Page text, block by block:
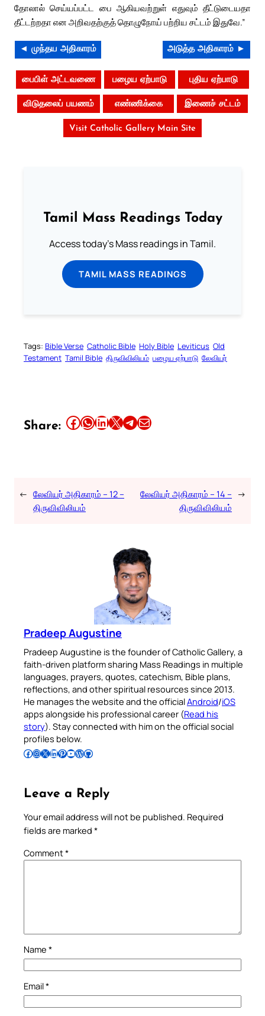
தோலால் செய்யப்பட்ட பை ஆகியவற்றுள் எதுவும் தீட்டுடையதா
தீட்டற்றதா என அறிவதற்குத் தொழுநோய் பற்றிய சட்டம் இதுவே.”
◄ முந்தய அதிகாரம் அடுத்த அதிகாரம் ►
பைபிள் அட்டவணை பழைய ஏற்பாடு புதிய ஏற்பாடு
விடுதலைப் பயணம் எண்ணிக்கை இணைச் சட்டம்
Visit Catholic Gallery Main Site
Tamil Mass Readings Today
Access today's Mass readings in Tamil.
TAMIL MASS READINGS
Tags: Bible Verse Catholic Bible Holy Bible Leviticus Old
Testament Tamil Bible திருவிவிலியம் பழைய ஏற்பாடு லேவியர்
Share: Share this article on Facebook Share this article on WhatsApp Share this article on LinkedIn Share this article on X Share this article on TelegramEmail this Article
← லேவியர் அதிகாரம் – 12 –
திருவிவிலியம்
லேவியர் அதிகாரம் – 14 –
திருவிவிலியம்
→
Pradeep Augustine
Pradeep Augustine is the founder of Catholic Gallery, a
faith-driven platform sharing Mass Readings in multiple
languages, prayers, quotes, catechism, Bible plans,
reflections, and other spiritual resources since 2013.
He manages the website and the officialAndroid/iOS
apps alongside his professional career (Read his
story). Stay connected with him on the official social
profiles below.
Follow Pradeep on Facebook Follow Pradeep on InstagramFollow Pradeep on X Follow Pradeep on LinkedIn Follow Pradeep on Pinterest Subscribe to Pradeep’s Youtube Channel Follow Pradeep on WordPress Follow Pradeep on GitHub
Leave a Reply
Your email address will not be published. Required
fields are marked *
Comment*
Name *
Email*